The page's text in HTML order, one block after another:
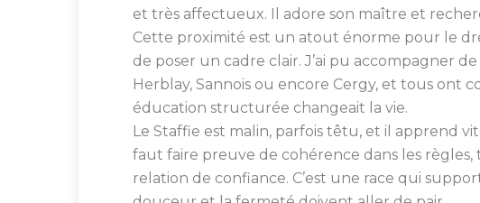
et très affectueux. Il adore son maître et
Cette proximité est un atout énorme pour le
de poser un cadre clair. J’ai pu accompagner
Herblay, Sannois ou encore Cergy, et tous ont
éducation structurée changeait la vie.
Le Staffie est malin, parfois têtu, et il apprend
faut faire preuve de cohérence dans les
relation de confiance. C’est une race qui